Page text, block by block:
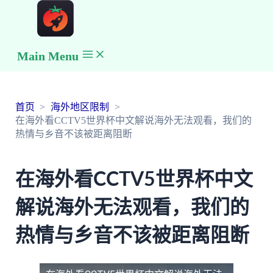
Main Menu
首页
海外地区限制
在海外看CCTV5世界杯中文解说海外无法观看，我们的
热情与乡音不该被距离阻断
在海外看CCTV5世界杯中文
解说海外无法观看，我们的
热情与乡音不该被距离阻断